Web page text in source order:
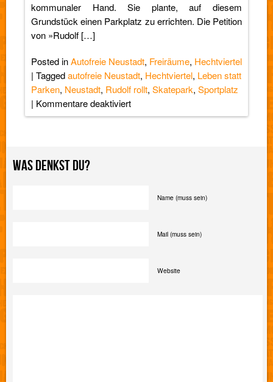
kommunaler Hand. Sie plante, auf diesem
Grundstück einen Parkplatz zu errichten. Die Petition
von »Rudolf […]
Posted inAutofreie Neustadt, Freiräume, Hechtviertel
| Taggedautofreie Neustadt, Hechtviertel, Leben statt
Parken, Neustadt, Rudolf rollt, Skatepark, Sportplatz
| Kommentare deaktiviertfür
Soziale
WAS DENKST DU?
Name (muss sein)
Mail (muss sein)
Website